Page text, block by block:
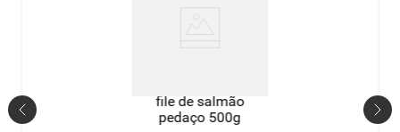
file de salmão
pedaço 500g